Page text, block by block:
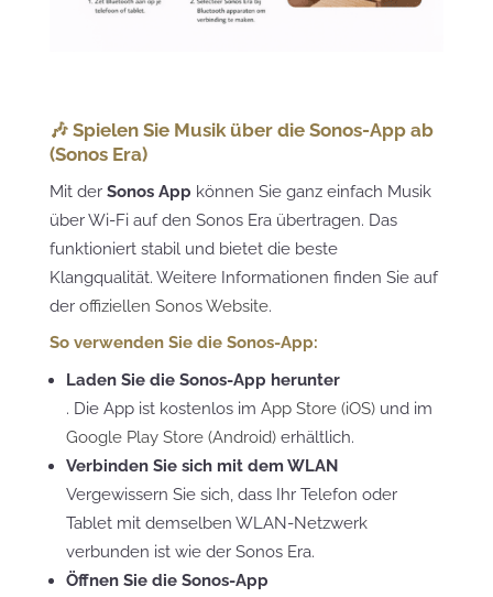
🎶 Spielen Sie Musik über die Sonos-App ab
(Sonos Era)
Mit der Sonos App können Sie ganz einfach Musik
über Wi-Fi auf den Sonos Era übertragen. Das
funktioniert stabil und bietet die beste
Klangqualität. Weitere Informationen finden Sie auf
der offiziellen Sonos Website.
So verwenden Sie die Sonos-App:
Laden Sie die Sonos-App herunter
. Die App ist kostenlos im App Store (iOS)und im
Google Play Store (Android)erhältlich.
Verbinden Sie sich mit dem WLAN
Vergewissern Sie sich, dass Ihr Telefon oder
Tablet mit demselben WLAN-Netzwerk
verbunden ist wie der Sonos Era.
Öffnen Sie die Sonos-App